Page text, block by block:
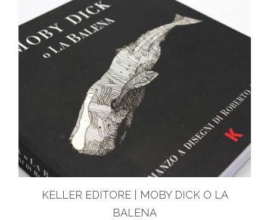
KELLER EDITORE | MOBY DICK O LA
BALENA